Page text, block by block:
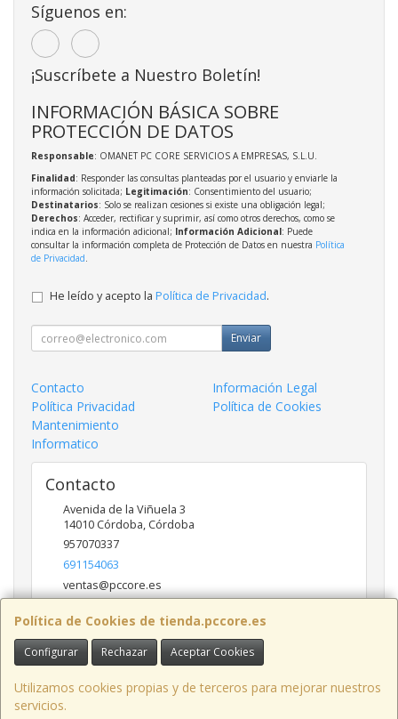
Política de Cookies de tienda.pccore.es
Configurar Rechazar Aceptar Cookies
Utilizamos cookies propias y de terceros para mejorar nuestros
servicios.
Síguenos en:
¡Suscríbete a Nuestro Boletín!
INFORMACIÓN BÁSICA SOBRE
PROTECCIÓN DE DATOS
Responsable: OMANET PC CORE SERVICIOS A EMPRESAS, S.L.U.
Finalidad: Responder las consultas planteadas por el usuario y enviarle la
información solicitada; Legitimación: Consentimiento del usuario;
Destinatarios: Solo se realizan cesiones si existe una obligación legal;
Derechos: Acceder, rectificar y suprimir, así como otros derechos, como se
indica en la información adicional; Información Adicional: Puede
consultar la información completa de Protección de Datos en nuestra Política
de Privacidad.
He leído y acepto la Política de Privacidad.
Enviar
Contacto
Información Legal
Política Privacidad
Política de Cookies
Mantenimiento
Informatico
Contacto
Avenida de la Viñuela 3
14010 Córdoba, Córdoba
957070337
691154063
ventas@pccore.es
Horario
10-13:30